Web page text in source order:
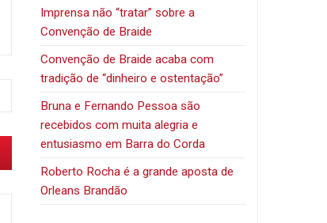
Imprensa não “tratar” sobre a
Convenção de Braide
Convenção de Braide acaba com
tradição de “dinheiro e ostentação”
Bruna e Fernando Pessoa são
recebidos com muita alegria e
entusiasmo em Barra do Corda
Roberto Rocha é a grande aposta de
Orleans Brandão